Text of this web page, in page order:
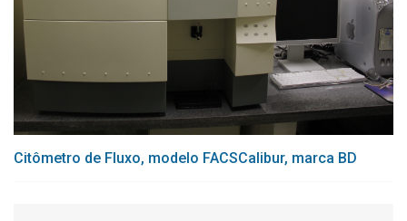
Citômetro de Fluxo, modelo FACSCalibur, marca BD